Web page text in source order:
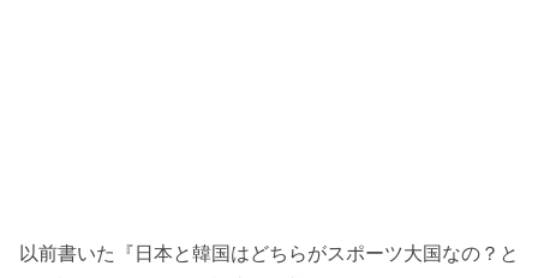
以前書いた『日本と韓国はどちらがスポーツ大国なの？と